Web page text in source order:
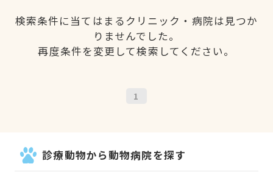
検索条件に当てはまるクリニック・病院は見つか
りませんでした。
再度条件を変更して検索してください。
1
診療動物から動物病院を探す